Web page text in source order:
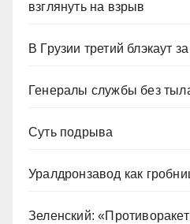
взглянуть на взрыв
В Грузии третий блэкаут
Генералы службы без
Суть подрыва
Уралдронзавод как
Зеленский: